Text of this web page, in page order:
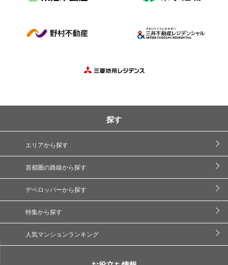
探す
エリアから探す
首都圏の路線から探す
デベロッパーから探す
特集から探す
人気マンションランキング